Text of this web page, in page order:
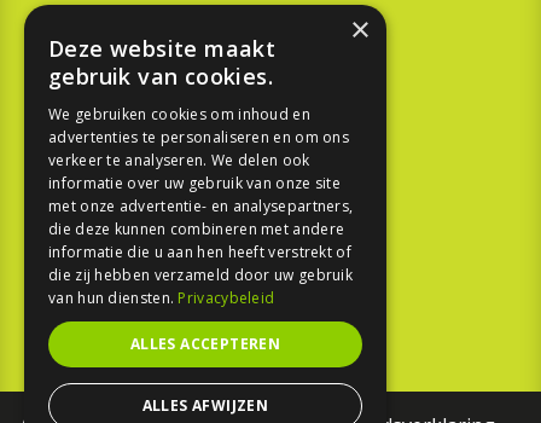
KOOPGIDS
TESTEN
SPORT
REPORTAGE
TOUREN
NIEUWSBRIEF
×
Deze website maakt
gebruik van cookies.
We gebruiken cookies om inhoud en
advertenties te personaliseren en om ons
verkeer te analyseren. We delen ook
informatie over uw gebruik van onze site
met onze advertentie- en analysepartners,
die deze kunnen combineren met andere
informatie die u aan hen heeft verstrekt of
die zij hebben verzameld door uw gebruik
van hun diensten. Privacybeleid
ALLES ACCEPTEREN
ALLES AFWIJZEN